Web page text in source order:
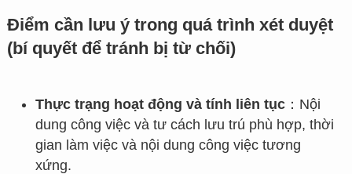
Điểm cần lưu ý trong quá trình xét duyệt
(bí quyết để tránh bị từ chối)
Thực trạng hoạt động và tính liên tục：Nội
dung công việc và tư cách lưu trú phù hợp, thời
gian làm việc và nội dung công việc tương
xứng.